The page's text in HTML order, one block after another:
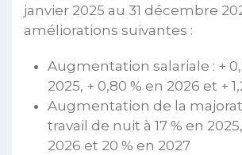
janvier 2025 au 31 décembre
améliorations suivantes :
Augmentation salariale : +
2025, + 0,80 % en 2026 et +
Augmentation de la
travail de nuit à 17 % en
2026 et 20 % en 2027